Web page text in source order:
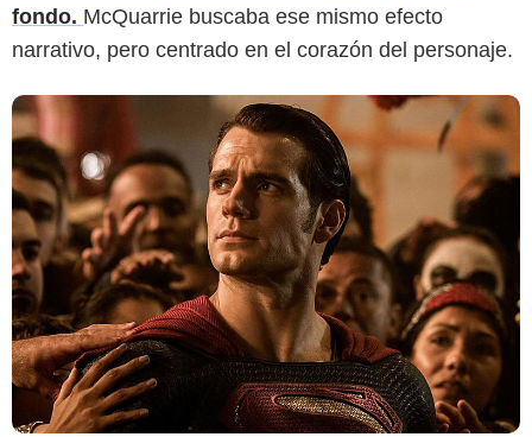
fondo. McQuarrie buscaba ese mismo efecto
narrativo, pero centrado en el corazón del personaje.